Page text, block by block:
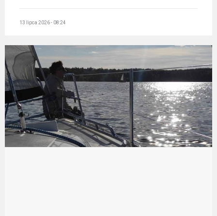
13 lipca 2026 - 08:24